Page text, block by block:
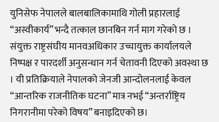
युनिसेफ नेपालले बालबालिकामाथि गोली प्रहारलाई
“अस्वीकार्य” भन्दै तत्काल छानबिन गर्न माग गरेको छ ।
संयुक्त राष्ट्रसंघीय मानवअधिकार उच्चायुक्त कार्यालयले
निष्पक्ष र पारदर्शी अनुसन्धान गर्न चेतावनी दिएको अवस्था छ
। यी प्रतिक्रियाले नेपालको जेनजी आन्दोलनलाई केवल
“आन्तरिक राजनीतिक घटना” मात्र नभई “अन्तर्राष्ट्रिय
निगरानीमा परेको विषय” बनाइदिएको छ।